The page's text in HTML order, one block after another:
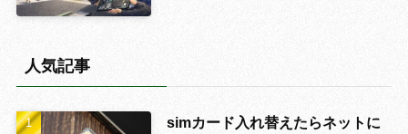
人気記事
simカード入れ替えたらネットに